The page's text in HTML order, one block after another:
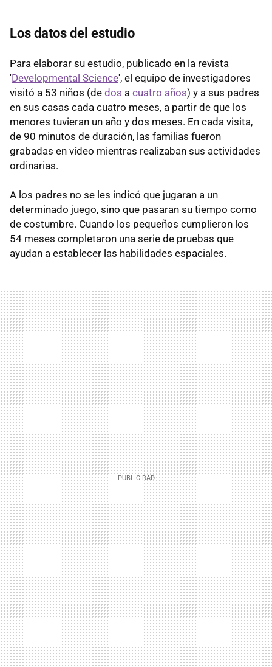
Los datos del estudio
Para elaborar su estudio, publicado en la revista
'Developmental Science', el equipo de investigadores
visitó a 53 niños (de dos a cuatro años) y a sus padres
en sus casas cada cuatro meses, a partir de que los
menores tuvieran un año y dos meses. En cada visita,
de 90 minutos de duración, las familias fueron
grabadas en vídeo mientras realizaban sus actividades
ordinarias.
A los padres no se les indicó que jugaran a un
determinado juego, sino que pasaran su tiempo como
de costumbre. Cuando los pequeños cumplieron los
54 meses completaron una serie de pruebas que
ayudan a establecer las habilidades espaciales.